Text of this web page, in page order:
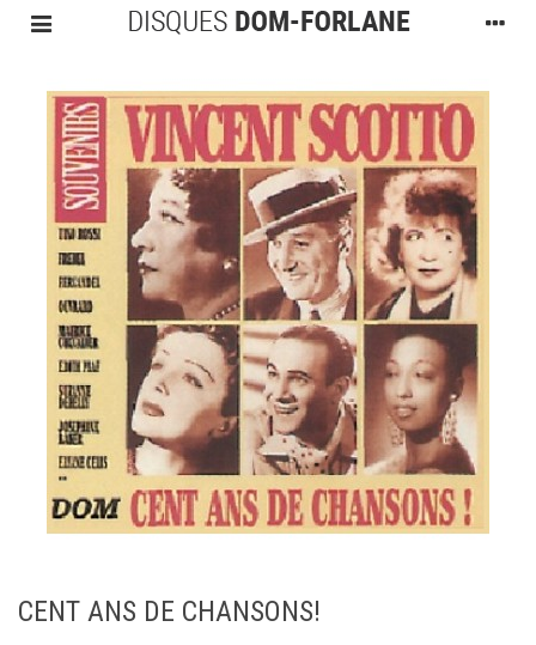
CENT ANS DE CHANSONS!